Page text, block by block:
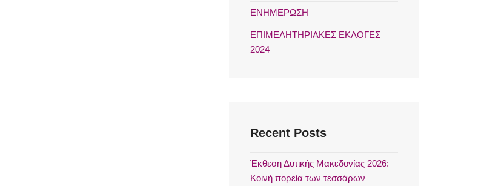
ΕΝΗΜΕΡΩΣΗ
ΕΠΙΜΕΛΗΤΗΡΙΑΚΕΣ ΕΚΛΟΓΕΣ
2024
Recent Posts
Έκθεση Δυτικής Μακεδονίας 2026:
Κοινή πορεία των τεσσάρων